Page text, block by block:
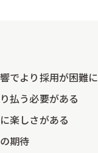
でより採用が困難に
払う必要がある
楽しさがある
期待